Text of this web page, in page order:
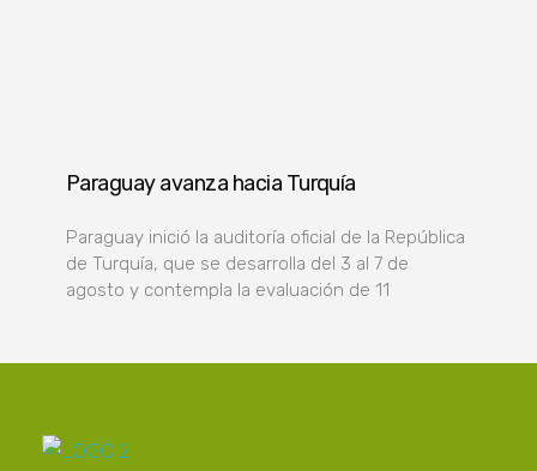
Paraguay avanza hacia Turquía
Paraguay inició la auditoría oficial de la República
de Turquía, que se desarrolla del 3 al 7 de
agosto y contempla la evaluación de 11